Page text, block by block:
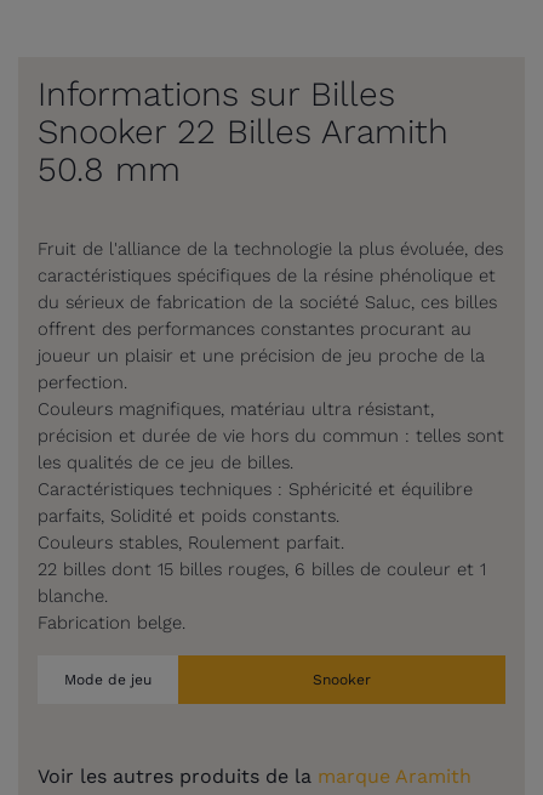
Informations sur Billes
Snooker 22 Billes Aramith
50.8 mm
Fruit de l'alliance de la technologie la plus évoluée, des
caractéristiques spécifiques de la résine phénolique et
du sérieux de fabrication de la société Saluc, ces billes
offrent des performances constantes procurant au
joueur un plaisir et une précision de jeu proche de la
perfection.
Couleurs magnifiques, matériau ultra résistant,
précision et durée de vie hors du commun : telles sont
les qualités de ce jeu de billes.
Caractéristiques techniques : Sphéricité et équilibre
parfaits, Solidité et poids constants.
Couleurs stables, Roulement parfait.
22 billes dont 15 billes rouges, 6 billes de couleur et 1
blanche.
Fabrication belge.
Mode de jeu Snooker
Voir les autres produits de la marque Aramith